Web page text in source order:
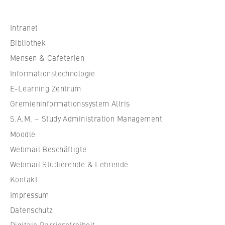
s
c
u
l
e
f
i
r
t
c
h
Intranet
Bibliothek
Mensen & Cafeterien
Informationstechnologie
E-Learning Zentrum
Gremieninformationssystem Allris
S.A.M. – Study Administration Management
Moodle
Webmail Beschäftigte
Webmail Studierende & Lehrende
Kontakt
Impressum
Datenschutz